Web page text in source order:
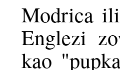
Modrica
Englezi
kao